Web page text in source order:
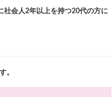
社会人2年以上を持つ20代の方に
。